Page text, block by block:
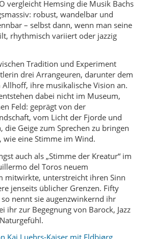
vergleicht Hemsing die Musik Bachs
robust, wandelbar und
– selbst dann, wenn man seine
rhythmisch variiert oder jazzig
Tradition und Experiment
drei Arrangeuren, darunter dem
Allhoff, ihre musikalische Vision an.
dabei nicht im Museum,
Feld: geprägt von der
vom Licht der Fjorde und
die Geige zum Sprechen zu bringen
eine Stimme im Wind.
auch als „Stimme der Kreatur“ im
del Toros neuem
mitwirkte, unterstreicht ihren Sinn
jenseits üblicher Grenzen. Fifty
so nennt sie augenzwinkernd ihr
ihr zur Begegnung von Barock, Jazz